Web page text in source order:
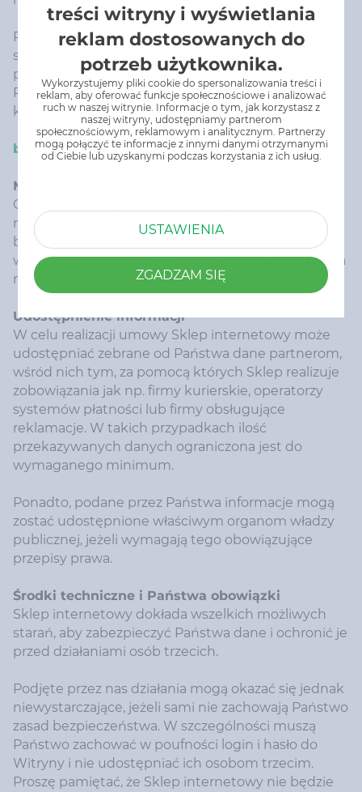
Przysługuje Państwu prawo dostępu do treści
swoich danych osobowych oraz prawo ich
poprawiania. W celu realizacji tego uprawnienia
Prosimy o korzystanie z opcji w ramach swojego
konta lub z adresu e-mail wskazanego poniżej.
bok@zielonataczka.pl
Marketing Sklepu internetowego
O ile Państwo wyraziliście na to zgodę (zapis do
newslettera), podany przez Państwa adres e-mail
będzie wykorzystywany w celach marketingowych
własnych produktów Sklepu internetowego. Zgoda
może być cofnięta w każdym czasie.
Udostępnienie informacji
W celu realizacji umowy Sklep internetowy może
udostępniać zebrane od Państwa dane partnerom,
wśród nich tym, za pomocą których Sklep realizuje
zobowiązania jak np. firmy kurierskie, operatorzy
systemów płatności lub firmy obsługujące
reklamacje. W takich przypadkach ilość
przekazywanych danych ograniczona jest do
wymaganego minimum.
Ponadto, podane przez Państwa informacje mogą
zostać udostępnione właściwym organom władzy
publicznej, jeżeli wymagają tego obowiązujące
przepisy prawa.
Środki techniczne i Państwa obowiązki
Sklep internetowy dokłada wszelkich możliwych
starań, aby zabezpieczyć Państwa dane i ochronić je
przed działaniami osób trzecich.
Podjęte przez nas działania mogą okazać się jednak
niewystarczające, jeżeli sami nie zachowają Państwo
zasad bezpieczeństwa. W szczególności muszą
Państwo zachować w poufności login i hasło do
Witryny i nie udostępniać ich osobom trzecim.
Proszę pamiętać, że Sklep internetowy nie będzie
treści witryny i wyświetlania
reklam dostosowanych do
potrzeb użytkownika.
Wykorzystujemy pliki cookie do spersonalizowania treści i
reklam, aby oferować funkcje społecznościowe i analizować
ruch w naszej witrynie. Informacje o tym, jak korzystasz z
naszej witryny, udostępniamy partnerom
społecznościowym, reklamowym i analitycznym. Partnerzy
mogą połączyć te informacje z innymi danymi otrzymanymi
od Ciebie lub uzyskanymi podczas korzystania z ich usług.
USTAWIENIA
ZGADZAM SIĘ